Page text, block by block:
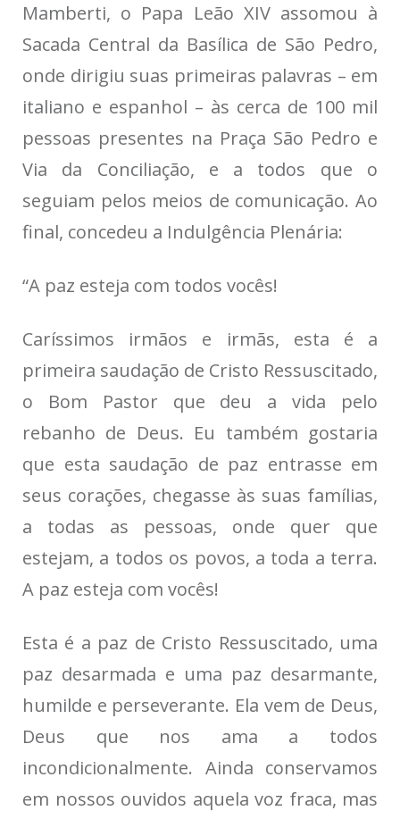
Mamberti, o Papa Leão XIV assomou à
Sacada Central da Basílica de São Pedro,
onde dirigiu suas primeiras palavras – em
italiano e espanhol – às cerca de 100 mil
pessoas presentes na Praça São Pedro e
Via da Conciliação, e a todos que o
seguiam pelos meios de comunicação. Ao
final, concedeu a Indulgência Plenária:
“A paz esteja com todos vocês!
Caríssimos irmãos e irmãs, esta é a
primeira saudação de Cristo Ressuscitado,
o Bom Pastor que deu a vida pelo
rebanho de Deus. Eu também gostaria
que esta saudação de paz entrasse em
seus corações, chegasse às suas famílias,
a todas as pessoas, onde quer que
estejam, a todos os povos, a toda a terra.
A paz esteja com vocês!
Esta é a paz de Cristo Ressuscitado, uma
paz desarmada e uma paz desarmante,
humilde e perseverante. Ela vem de Deus,
Deus que nos ama a todos
incondicionalmente. Ainda conservamos
em nossos ouvidos aquela voz fraca, mas